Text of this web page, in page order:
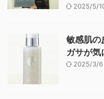
2025/5/
敏感肌の
ガサが気
2025/3/6